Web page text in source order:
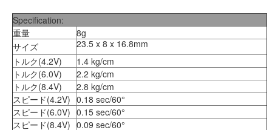
Specification:
重量
8g
サイズ
23.5 x 8 x 16.8mm
トルク(4.2V)
1.4 kg/cm
トルク(6.0V)
2.2 kg/cm
トルク(8.4V)
2.8 kg/cm
スピード(4.2V) 0.18 sec/60°
スピード(6.0V) 0.15 sec/60°
スピード(8.4V) 0.09 sec/60°